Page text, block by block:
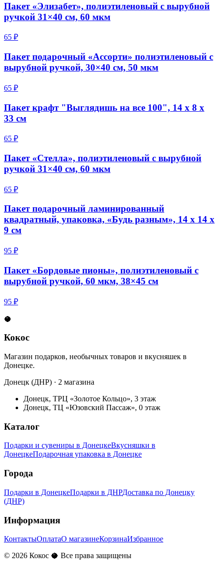
Пакет «Элизабет», полиэтиленовый с вырубной
ручкой 31×40 см, 60 мкм
65 ₽
Пакет подарочный «Ассорти» полиэтиленовый с
вырубной ручкой, 30×40 см, 50 мкм
65 ₽
Пакет крафт "Выглядишь на все 100", 14 х 8 х
33 см
65 ₽
Пакет «Стелла», полиэтиленовый с вырубной
ручкой 31×40 см, 60 мкм
65 ₽
Пакет подарочный ламинированный
квадратный, упаковка, «Будь разным», 14 х 14 х
9 см
95 ₽
Пакет «Бордовые пионы», полиэтиленовый с
вырубной ручкой, 60 мкм, 38×45 см
95 ₽
🥥
Кокос
Магазин подарков, необычных товаров и вкусняшек в
Донецке.
Донецк (ДНР) · 2 магазина
Донецк, ТРЦ «Золотое Кольцо», 3 этаж
Донецк, ТЦ «Юзовский Пассаж», 0 этаж
Каталог
Подарки и сувениры в ДонецкеВкусняшки в
ДонецкеПодарочная упаковка в Донецке
Города
Подарки в ДонецкеПодарки в ДНРДоставка по Донецку
(ДНР)
Информация
КонтактыОплатаО магазинеКорзинаИзбранное
© 2026 Кокос 🥥 Все права защищены